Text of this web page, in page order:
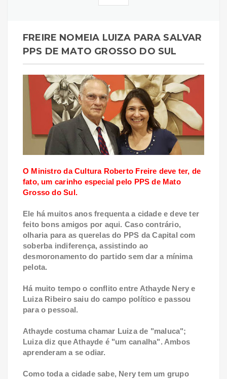
FREIRE NOMEIA LUIZA PARA SALVAR
PPS DE MATO GROSSO DO SUL
O Ministro da Cultura Roberto Freire deve ter, de
fato, um carinho especial pelo PPS de Mato
Grosso do Sul.
Ele há muitos anos frequenta a cidade e deve ter
feito bons amigos por aqui. Caso contrário,
olharia para as querelas do PPS da Capital com
soberba indiferença, assistindo ao
desmoronamento do partido sem dar a mínima
pelota.
Há muito tempo o conflito entre Athayde Nery e
Luiza Ribeiro saiu do campo político e passou
para o pessoal.
Athayde costuma chamar Luiza de "maluca";
Luiza diz que Athayde é "um canalha". Ambos
aprenderam a se odiar.
Como toda a cidade sabe, Nery tem um grupo